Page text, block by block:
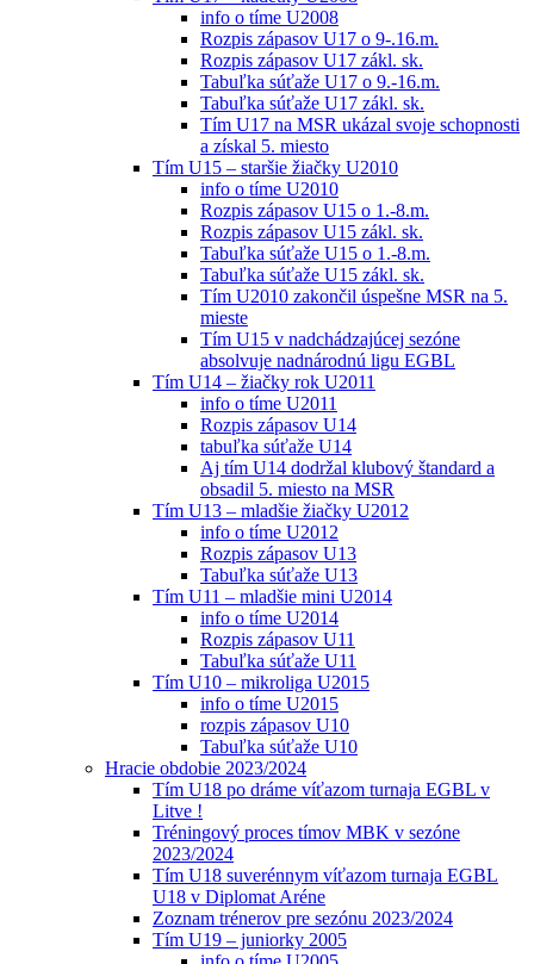
info o tíme U2008
Rozpis zápasov U17 o 9-.16.m.
Rozpis zápasov U17 zákl. sk.
Tabuľka súťaže U17 o 9.-16.m.
Tabuľka súťaže U17 zákl. sk.
Tím U17 na MSR ukázal svoje schopnosti
a získal 5. miesto
Tím U15 – staršie žiačky U2010
info o tíme U2010
Rozpis zápasov U15 o 1.-8.m.
Rozpis zápasov U15 zákl. sk.
Tabuľka súťaže U15 o 1.-8.m.
Tabuľka súťaže U15 zákl. sk.
Tím U2010 zakončil úspešne MSR na 5.
mieste
Tím U15 v nadchádzajúcej sezóne
absolvuje nadnárodnú ligu EGBL
Tím U14 – žiačky rok U2011
info o tíme U2011
Rozpis zápasov U14
tabuľka súťaže U14
Aj tím U14 dodržal klubový štandard a
obsadil 5. miesto na MSR
Tím U13 – mladšie žiačky U2012
info o tíme U2012
Rozpis zápasov U13
Tabuľka súťaže U13
Tím U11 – mladšie mini U2014
info o tíme U2014
Rozpis zápasov U11
Tabuľka súťaže U11
Tím U10 – mikroliga U2015
info o tíme U2015
rozpis zápasov U10
Tabuľka súťaže U10
Hracie obdobie 2023/2024
Tím U18 po dráme víťazom turnaja EGBL v
Litve !
Tréningový proces tímov MBK v sezóne
2023/2024
Tím U18 suverénnym víťazom turnaja EGBL
U18 v Diplomat Aréne
Zoznam trénerov pre sezónu 2023/2024
Tím U19 – juniorky 2005